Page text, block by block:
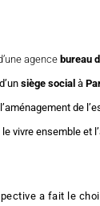
agence bureau
d’un siège social à
de
vivre ensemble et
a fait le